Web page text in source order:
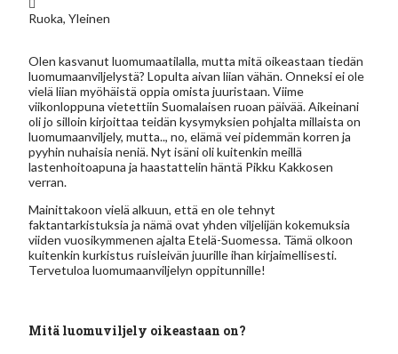
Ruoka,Yleinen
Olen kasvanut luomumaatilalla, mutta mitä oikeastaan tiedän
luomumaanviljelystä? Lopulta aivan liian vähän. Onneksi ei ole
vielä liian myöhäistä oppia omista juuristaan. Viime
viikonloppuna vietettiin Suomalaisen ruoan päivää. Aikeinani
oli jo silloin kirjoittaa teidän kysymyksien pohjalta millaista on
luomumaanviljely, mutta.., no, elämä vei pidemmän korren ja
pyyhin nuhaisia neniä. Nyt isäni oli kuitenkin meillä
lastenhoitoapuna ja haastattelin häntä Pikku Kakkosen
verran.
Mainittakoon vielä alkuun, että en ole tehnyt
faktantarkistuksia ja nämä ovat yhden viljelijän kokemuksia
viiden vuosikymmenen ajalta Etelä-Suomessa. Tämä olkoon
kuitenkin kurkistus ruisleivän juurille ihan kirjaimellisesti.
Tervetuloa luomumaanviljelyn oppitunnille!
Mitä luomuviljely oikeastaan on?